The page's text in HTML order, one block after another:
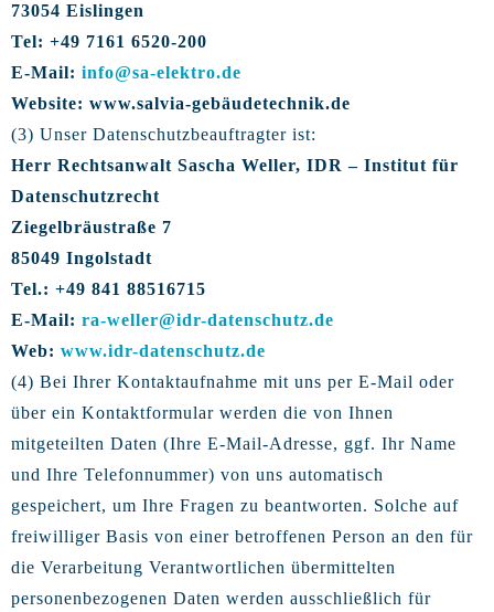
73054 Eislingen
Tel: +49 7161 6520-200
E-Mail: info@sa-elektro.de
Website: www.salvia-gebäudetechnik.de
(3) Unser Datenschutzbeauftragter ist:
Herr Rechtsanwalt Sascha Weller, IDR – Institut für
Datenschutzrecht
Ziegelbräustraße 7
85049 Ingolstadt
Tel.: +49 841 88516715
E-Mail: ra-weller@idr-datenschutz.de
Web: www.idr-datenschutz.de
(4) Bei Ihrer Kontaktaufnahme mit uns per E-Mail oder
über ein Kontaktformular werden die von Ihnen
mitgeteilten Daten (Ihre E-Mail-Adresse, ggf. Ihr Name
und Ihre Telefonnummer) von uns automatisch
gespeichert, um Ihre Fragen zu beantworten. Solche auf
freiwilliger Basis von einer betroffenen Person an den für
die Verarbeitung Verantwortlichen übermittelten
personenbezogenen Daten werden ausschließlich für